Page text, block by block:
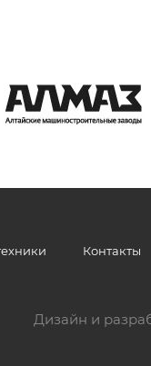
Контакты
Дизайн и